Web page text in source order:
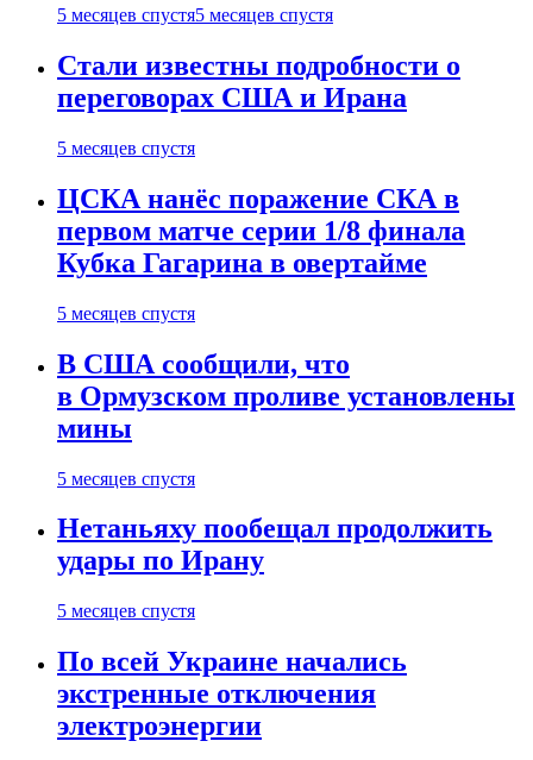
5 месяцев спустя5 месяцев спустя
Стали известны подробности о
переговорах США и Ирана
5 месяцев спустя
ЦСКА нанёс поражение СКА в
первом матче серии 1/8 финала
Кубка Гагарина в овертайме
5 месяцев спустя
В США сообщили, что
в Ормузском проливе установлены
мины
5 месяцев спустя
Нетаньяху пообещал продолжить
удары по Ирану
5 месяцев спустя
По всей Украине начались
экстренные отключения
электроэнергии